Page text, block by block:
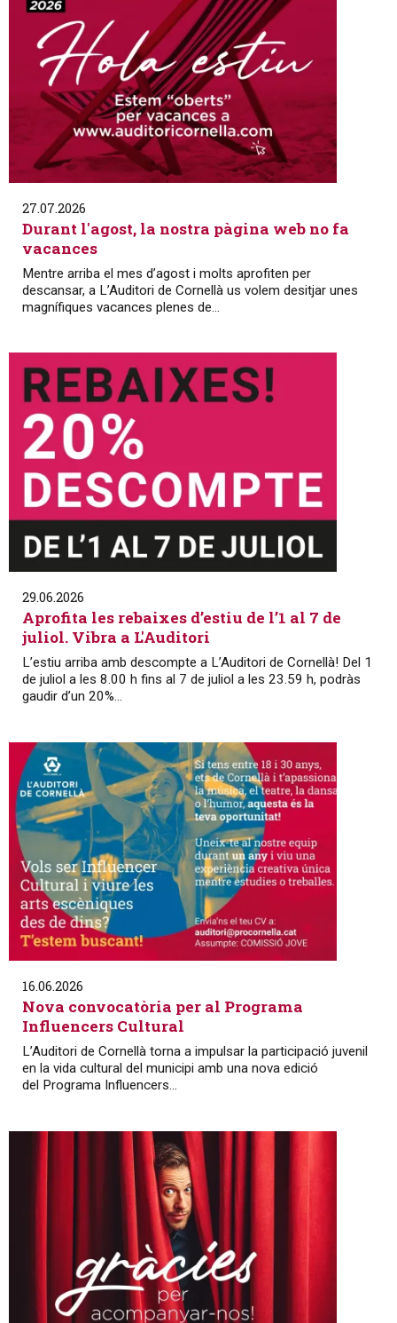
27.07.2026
Durant l'agost, la nostra pàgina web no fa
vacances
Mentre arriba el mes d’agost i molts aprofiten per
descansar, a L’Auditori de Cornellà us volem desitjar unes
magnífiques vacances plenes de...
29.06.2026
Aprofita les rebaixes d’estiu de l’1 al 7 de
juliol. Vibra a L'Auditori
L’estiu arriba amb descompte a L’Auditori de Cornellà! Del 1
de juliol a les 8.00 h fins al 7 de juliol a les 23.59 h, podràs
gaudir d’un 20%...
16.06.2026
Nova convocatòria per al Programa
Influencers Cultural
L’Auditori de Cornellà torna a impulsar la participació juvenil
en la vida cultural del municipi amb una nova edició
del Programa Influencers...